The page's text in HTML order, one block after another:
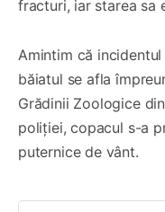
fracturi, iar starea sa
Amintim că
băiatul se afla
Grădinii Zoologice
poliției, copacul s-a
puternice de vânt.